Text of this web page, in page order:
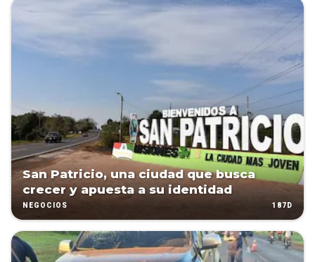
San Patricio, una ciudad que busca
crecer y apuesta a su identidad
NEGOCIOS 187D